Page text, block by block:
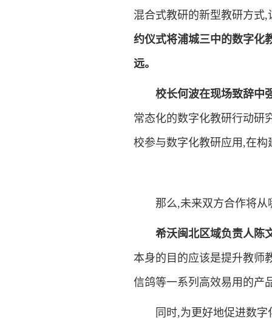
混合式教研的新型教研方式
约仪式将浦城三中的数字化
远。
校长何波在现场致辞中
常态化的数字化教研行动研
校参与数字化教研应用,在
那么,未来双方合作将从
希沃闽北区域负责人陈
本身的目的应该是提升教师
信鸽等一系列高效易用的产
同时,为更好地促进数字